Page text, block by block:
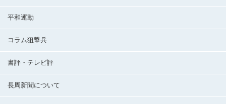
平和運動
コラム狙撃兵
書評・テレビ評
長周新聞について